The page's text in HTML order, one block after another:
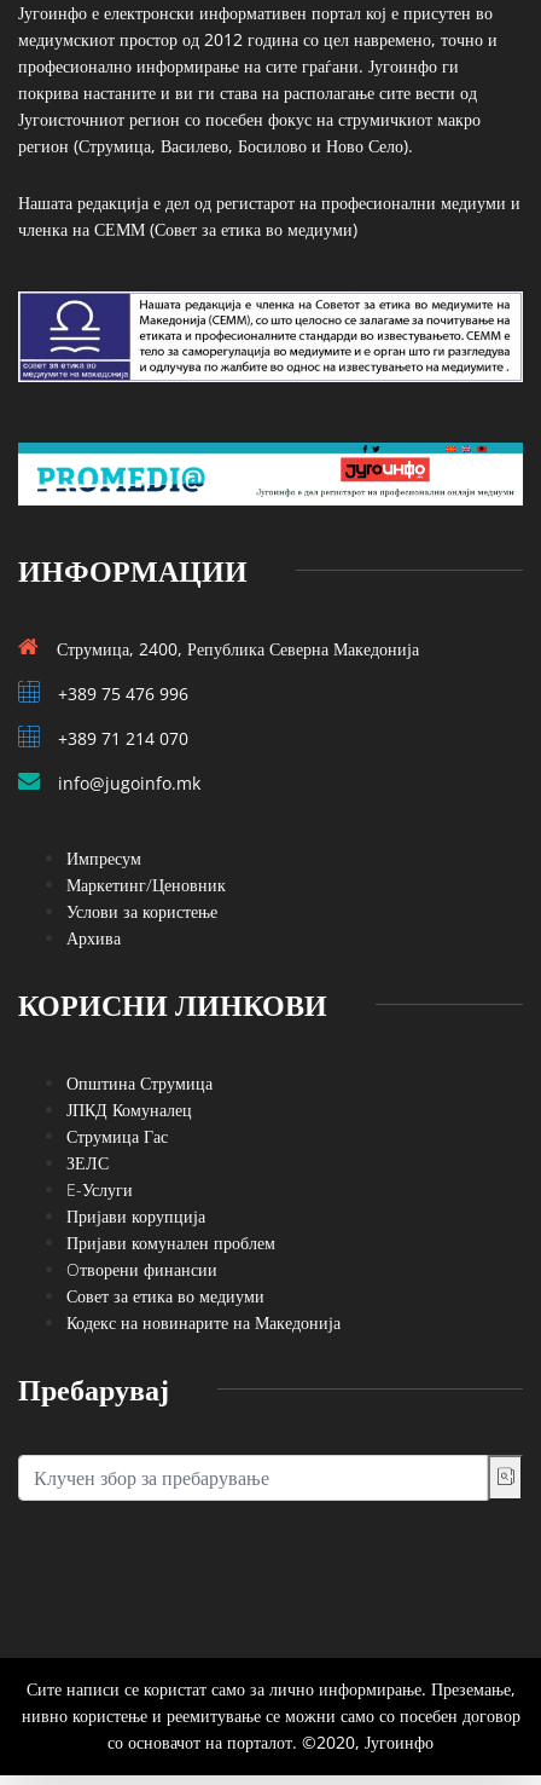
Југоинфо е електронски информативен портал кој е присутен во
медиумскиот простор од 2012 година со цел навремено, точно и
професионално информирање на сите граѓани. Југоинфо ги
покрива настаните и ви ги става на располагање сите вести од
Југоисточниот регион со посебен фокус на струмичкиот макро
регион (Струмица, Василево, Босилово и Ново Село).
Нашата редакција е дел од регистарот на професионални медиуми и
членка на СЕММ (Совет за етика во медиуми)
ИНФОРМАЦИИ
Струмица, 2400, Република Северна Македонија
+389 75 476 996
+389 71 214 070
info@jugoinfo.mk
Импресум
Маркетинг/Ценовник
Услови за користење
Архива
КОРИСНИ ЛИНКОВИ
Општина Струмица
ЈПКД Комуналец
Струмица Гас
ЗЕЛС
E-Услуги
Пријави корупција
Пријави комунален проблем
Oтворени финансии
Совет за етика во медиуми
Кодекс на новинарите на Македонија
Пребарувај
Сите написи се користат само за лично информирање. Преземање,
нивно користење и реемитување се можни само со посебен договор
со основачот на порталот. ©2020, Југоинфо